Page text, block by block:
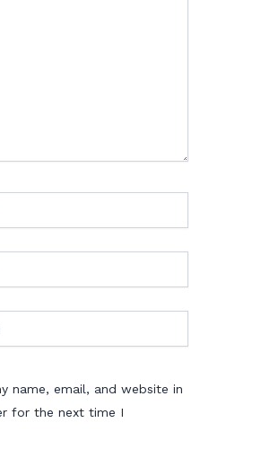
name, email, and website in
for the next time I